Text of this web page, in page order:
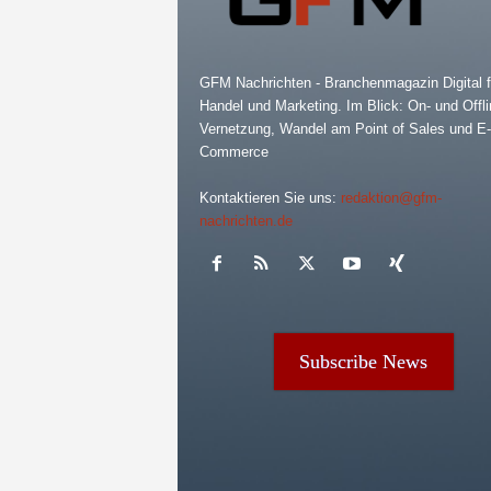
GFM Nachrichten - Branchenmagazin Digital
Handel und Marketing. Im Blick: On- und
Vernetzung, Wandel am Point of Sales und E-
Commerce
Kontaktieren Sie uns: redaktion@gfm-
nachrichten.de
Subscribe News